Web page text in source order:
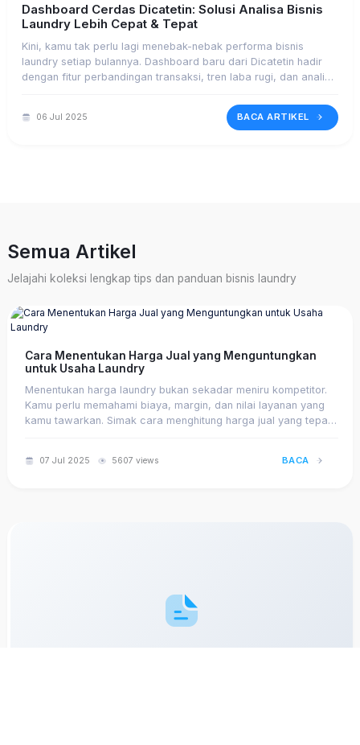
Dashboard Cerdas Dicatetin: Solusi Analisa Bisnis
Laundry Lebih Cepat & Tepat
Kini, kamu tak perlu lagi menebak-nebak performa bisnis
laundry setiap bulannya. Dashboard baru dari Dicatetin hadir
dengan fitur perbandingan transaksi, tren laba rugi, dan analisa
06 Jul 2025 BACA ARTIKEL
Semua Artikel
Jelajahi koleksi lengkap tips dan panduan bisnis laundry
Cara Menentukan Harga Jual yang Menguntungkan
untuk Usaha Laundry
Menentukan harga laundry bukan sekadar meniru kompetitor.
Kamu perlu memahami biaya, margin, dan nilai layanan yang
kamu tawarkan. Simak cara menghitung harga jual yang tepat
07 Jul 2025 5607 views BACA